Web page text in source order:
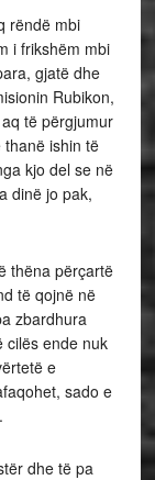
rëndë mbi
i frikshëm mbi
gjatë dhe
Rubikon,
të përgjumur
ishin të
kjo del se në
dinë jo pak,
thëna përçartë
të qojnë në
zbardhura
cilës ende nuk
e
sado e
dhe të pa